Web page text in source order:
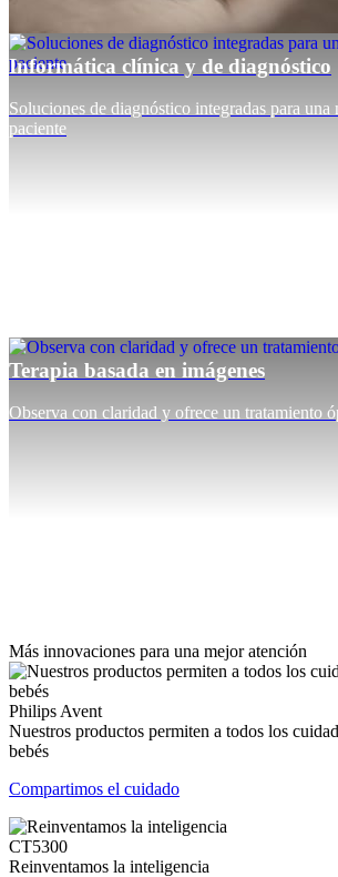
Informática clínica y de diagnóstico
Soluciones de diagnóstico integradas para una
paciente
Terapia basada en imágenes
Observa con claridad y ofrece un tratamiento
Más innovaciones para una mejor atención
Philips Avent
Nuestros productos permiten a todos los
bebés
Compartimos el cuidado
CT5300
Reinventamos la inteligencia